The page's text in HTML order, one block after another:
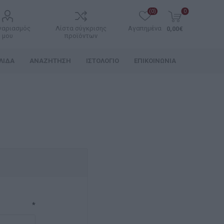
μου
Λίστα σύγκρισης
προϊόντων
Αγαπημένα
(0) 0
0,00€
ΑΝΑΖΉΤΗΣΗ ΙΣΤΟΛΌΓΙΟ ΕΠΙΚΟΙΝΩΝΊΑ
*